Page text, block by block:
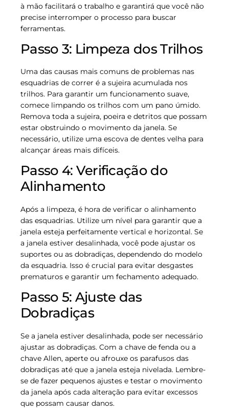
à mão facilitará o trabalho e garantirá que você não
precise interromper o processo para buscar
ferramentas.
Passo 3: Limpeza dos Trilhos
Uma das causas mais comuns de problemas nas
esquadrias de correr é a sujeira acumulada nos
trilhos. Para garantir um funcionamento suave,
comece limpando os trilhos com um pano úmido.
Remova toda a sujeira, poeira e detritos que possam
estar obstruindo o movimento da janela. Se
necessário, utilize uma escova de dentes velha para
alcançar áreas mais difíceis.
Passo 4: Verificação do
Alinhamento
Após a limpeza, é hora de verificar o alinhamento
das esquadrias. Utilize um nível para garantir que a
janela esteja perfeitamente vertical e horizontal. Se
a janela estiver desalinhada, você pode ajustar os
suportes ou as dobradiças, dependendo do modelo
da esquadria. Isso é crucial para evitar desgastes
prematuros e garantir um fechamento adequado.
Passo 5: Ajuste das
Dobradiças
Se a janela estiver desalinhada, pode ser necessário
ajustar as dobradiças. Com a chave de fenda ou a
chave Allen, aperte ou afrouxe os parafusos das
dobradiças até que a janela esteja nivelada. Lembre-
se de fazer pequenos ajustes e testar o movimento
da janela após cada alteração para evitar excessos
que possam causar danos.